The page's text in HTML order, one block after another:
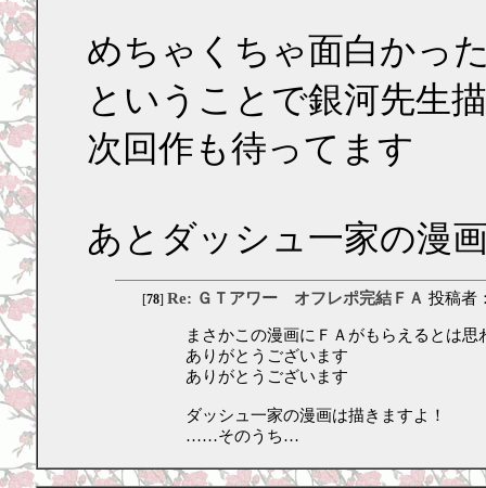
めちゃくちゃ面白かっ
ということで銀河先生
次回作も待ってます
あとダッシュ一家の漫
[78] Re: ＧＴアワー オフレポ完結ＦＡ 投稿者
まさかこの漫画にＦＡがもらえるとは思
ありがとうございます
ありがとうございます
ダッシュ一家の漫画は描きますよ！
……そのうち…